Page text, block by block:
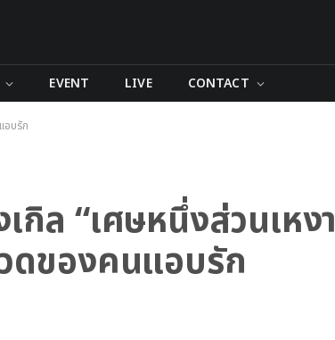
EVENT LIVE CONTACT
อบรัก
กิล “เศษหนึ่งส่วนเหงา
ดของคนแอบรัก